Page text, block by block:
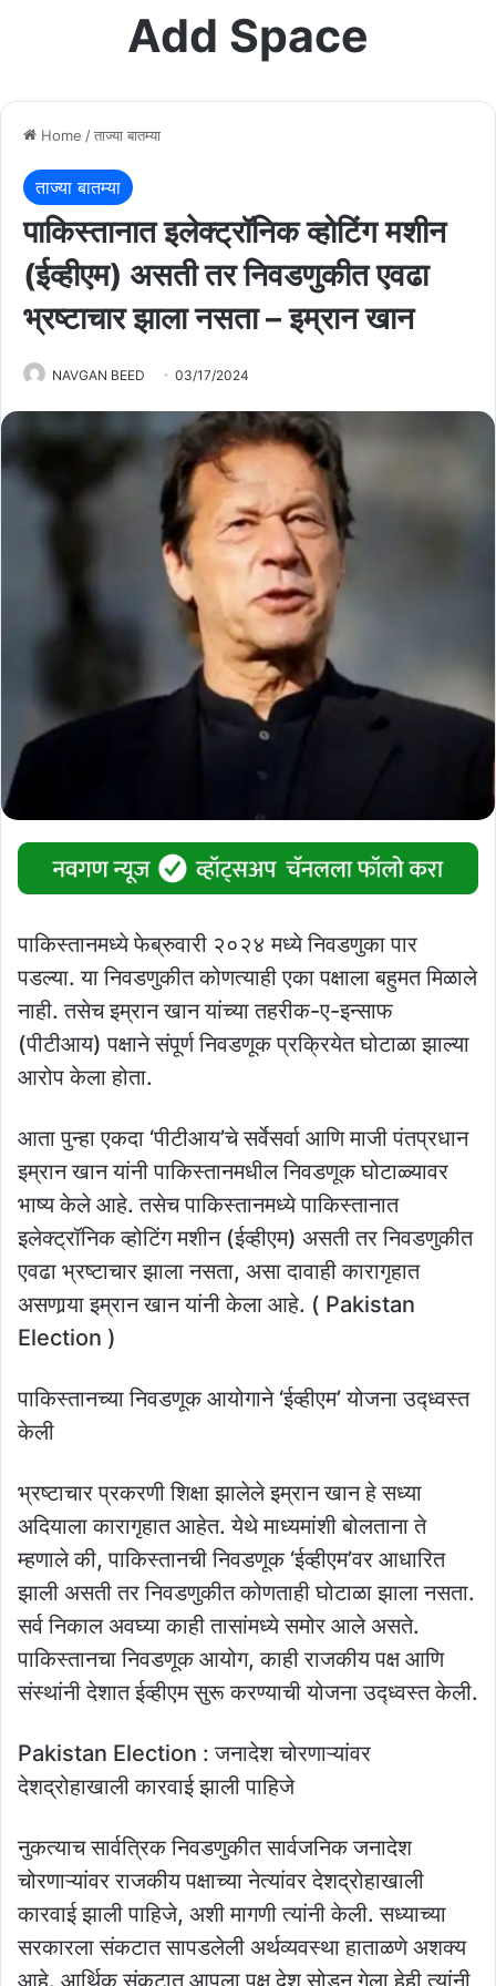
Add Space
Home /ताज्या बातम्या
ताज्या बातम्या
पाकिस्तानात इलेक्ट्रॉनिक व्होटिंग मशीन
(ईव्हीएम) असती तर निवडणुकीत एवढा
भ्रष्टाचार झाला नसता – इम्रान खान
NAVGAN BEED 03/17/2024
पाकिस्‍तानमध्‍ये फेब्रुवारी २०२४ मध्‍ये निवडणुका पार
पडल्‍या. या निवडणुकीत कोणत्‍याही एका पक्षाला बहुमत मिळाले
नाही. तसेच इम्रान खान यांच्‍या तहरीक-ए-इन्साफ
(पीटीआय) पक्षाने संपूर्ण निवडणूक प्रक्रियेत घोटाळा झाल्‍या
आरोप केला होता.
आता पुन्‍हा एकदा ‘पीटीआय’चे सर्वेसर्वा आणि माजी पंतप्रधान
इम्रान खान यांनी पाकिस्‍तानमधील निवडणूक घोटाळ्यावर
भाष्‍य केले आहे. तसेच पाकिस्‍तानमध्‍ये पाकिस्तानात
इलेक्ट्रॉनिक व्होटिंग मशीन (ईव्हीएम) असती तर निवडणुकीत
एवढा भ्रष्टाचार झाला नसता, असा दावाही कारागृहात
असणार्‍या इम्रान खान यांनी केला आहे. ( Pakistan
Election )
पाकिस्तानच्‍या निवडणूक आयोगाने ‘ईव्हीएम’ योजना उद्ध्वस्त
केली
भ्रष्‍टाचार प्रकरणी शिक्षा झालेले इम्रान खान हे सध्‍या
अदियाला कारागृहात आहेत. येथे माध्‍यमांशी बोलताना ते
म्‍हणाले की, पाकिस्‍तानची निवडणूक ‘ईव्हीएम’वर आधारित
झाली असती तर निवडणुकीत कोणताही घोटाळा झाला नसता.
सर्व निकाल अवघ्‍या काही तासांमध्‍ये समोर आले असते.
पाकिस्तानचा निवडणूक आयोग, काही राजकीय पक्ष आणि
संस्थांनी देशात ईव्हीएम सुरू करण्याची योजना उद्ध्वस्त केली.
Pakistan Election : जनादेश चोरणाऱ्यांवर
देशद्रोहाखाली कारवाई झाली पाहिजे
नुकत्‍याच सार्वत्रिक निवडणुकीत सार्वजनिक जनादेश
चोरणाऱ्यांवर राजकीय पक्षाच्‍या नेत्‍यांवर देशद्रोहाखाली
कारवाई झाली पाहिजे, अशी मागणी त्‍यांनी केली. सध्याच्या
सरकारला संकटात सापडलेली अर्थव्यवस्था हाताळणे अशक्य
आहे. आर्थिक संकटात आपला पक्ष देश सोडून गेला हेही त्यांनी